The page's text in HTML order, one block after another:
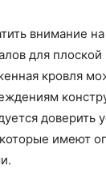
внимание на
для
кровля
доверить
имеют